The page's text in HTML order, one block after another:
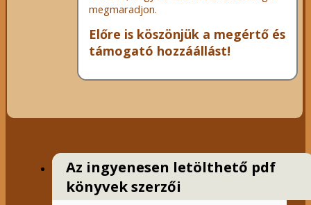
megmaradjon.
Előre is köszönjük a megértő és
támogató hozzáállást!
Az ingyenesen letölthető pdf
könyvek szerzői